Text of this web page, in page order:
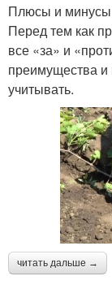
Плюсы и минусы
Перед тем как
все «за» и
преимущества и
учитывать.
читать дальше →